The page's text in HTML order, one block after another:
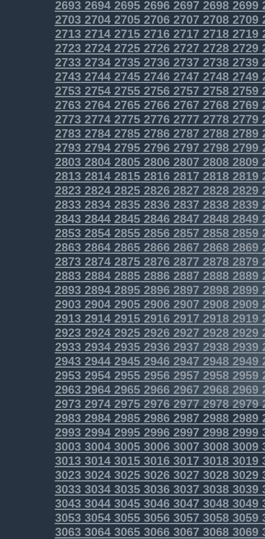
2693269426952696269726982699
2703270427052706270727082709
2713271427152716271727182719
2723272427252726272727282729
2733273427352736273727382739
2743274427452746274727482749
2753275427552756275727582759
2763276427652766276727682769
2773277427752776277727782779
2783278427852786278727882789
2793279427952796279727982799
2803280428052806280728082809
2813281428152816281728182819
2823282428252826282728282829
2833283428352836283728382839
2843284428452846284728482849
28532854285528562857 28582859
28632864286528662867 28682869
28732874287528762877 28782879
2883288428852886288728882889
2893289428952896289728982899
2903290429052906290729082909
29132914291529162917 29182919
29232924292529262927 29282929
29332934293529362937 29382939
29432944294529462947 29482949
29532954295529562957 29582959
29632964296529662967 29682969
2973297429752976297729782979
2983298429852986298729882989
2993299429952996299729982999
3003300430053006300730083009
3013301430153016301730183019
3023302430253026302730283029
3033303430353036303730383039
3043304430453046304730483049
3053305430553056305730583059
3063306430653066306730683069